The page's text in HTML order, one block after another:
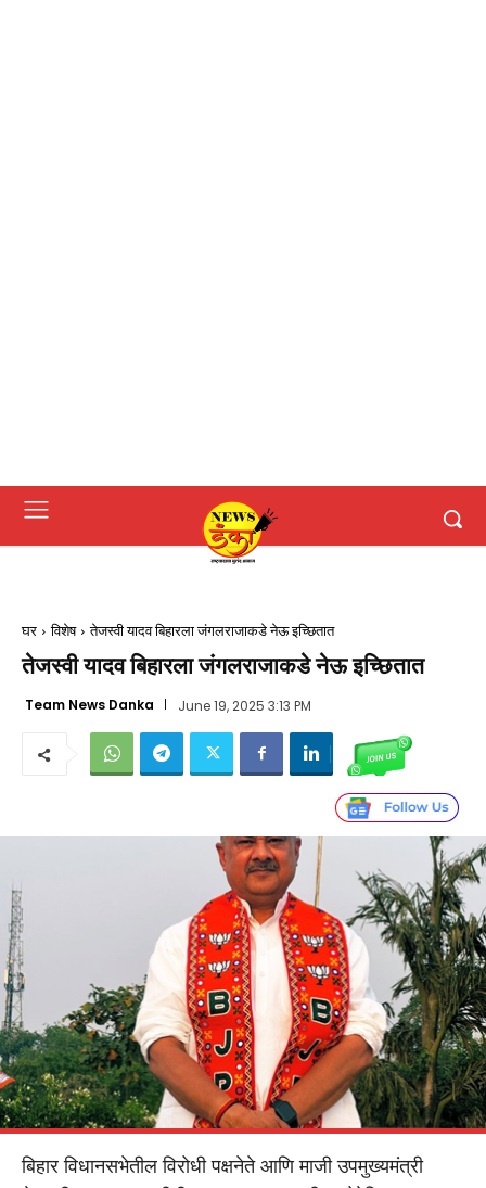
घर विशेष तेजस्वी यादव बिहारला जंगलराजाकडे नेऊ इच्छितात
तेजस्वी यादव बिहारला जंगलराजाकडे नेऊ इच्छितात
Team News Danka June 19, 2025 3:13 PM
बिहार विधानसभेतील विरोधी पक्षनेते आणि माजी उपमुख्यमंत्री